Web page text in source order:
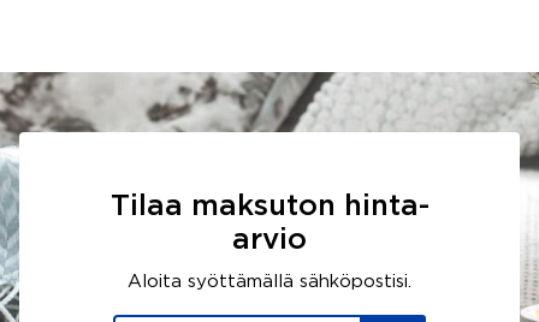
Tilaa maksuton hinta-
arvio
Aloita syöttämällä sähköpostisi.